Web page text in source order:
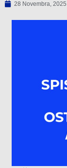
28 Novembra, 2025